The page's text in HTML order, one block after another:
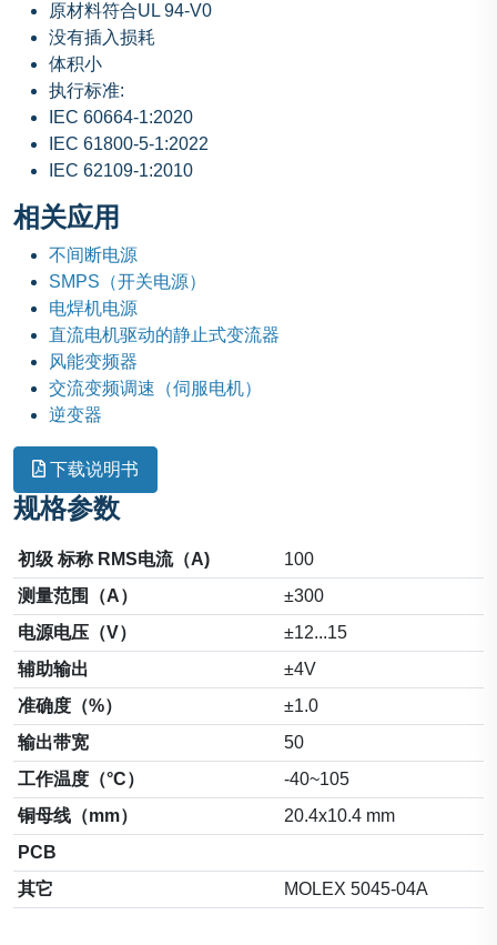
原材料符合UL 94-V0
没有插入损耗
体积小
执行标准:
IEC 60664-1:2020
IEC 61800-5-1:2022
IEC 62109-1:2010
相关应用
不间断电源
SMPS（开关电源）
电焊机电源
直流电机驱动的静止式变流器
风能变频器
交流变频调速（伺服电机）
逆变器
下载说明书
规格参数
初级 标称 RMS电流（A)
100
测量范围（A）
±300
电源电压（V）
±12...15
辅助输出
±4V
准确度（%）
±1.0
输出带宽
50
工作温度（°C）
-40~105
铜母线（mm）
20.4x10.4 mm
PCB
其它
MOLEX 5045-04A